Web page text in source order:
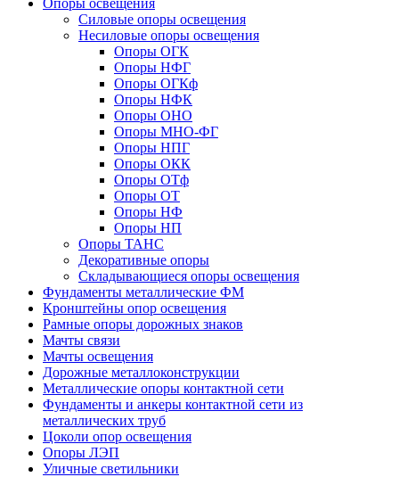
Силовые опоры освещения
Несиловые опоры освещения
Опоры ОГК
Опоры НФГ
Опоры ОГКф
Опоры НФК
Опоры ОНО
Опоры МНО-ФГ
Опоры НПГ
Опоры ОКК
Опоры ОТф
Опоры ОТ
Опоры НФ
Опоры НП
Опоры ТАНС
Декоративные опоры
Складывающиеся опоры освещения
Фундаменты металлические ФМ
Кронштейны опор освещения
Рамные опоры дорожных знаков
Мачты связи
Мачты освещения
Дорожные металлоконструкции
Металлические опоры контактной сети
Фундаменты и анкеры контактной сети из
металлических труб
Цоколи опор освещения
Опоры ЛЭП
Уличные светильники